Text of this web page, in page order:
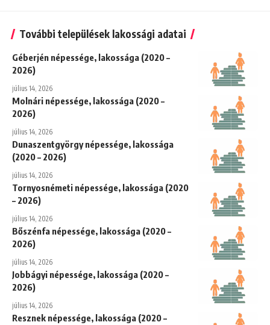
További települések lakossági adatai
Géberjén népessége, lakossága (2020 –
2026)
július 14, 2026
Molnári népessége, lakossága (2020 –
2026)
július 14, 2026
Dunaszentgyörgy népessége, lakossága
(2020 – 2026)
július 14, 2026
Tornyosnémeti népessége, lakossága (2020
– 2026)
július 14, 2026
Bőszénfa népessége, lakossága (2020 –
2026)
július 14, 2026
Jobbágyi népessége, lakossága (2020 –
2026)
július 14, 2026
Resznek népessége, lakossága (2020 –